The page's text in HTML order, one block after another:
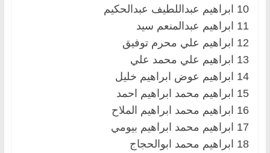
10 ابراهيم عبداللطيف عبدالحكيم
11 ابراهيم عبدالمنعم سيد
12 ابراهيم علي محرم توفيق
13 ابراهيم علي محمد علي
14 ابراهيم عوض ابراهيم خليل
15 ابراهيم محمد ابراهيم احمد
16 ابراهيم محمد ابراهيم الملاح
17 ابراهيم محمد ابراهيم بيومي
18 ابراهيم محمد ابوالحجاج